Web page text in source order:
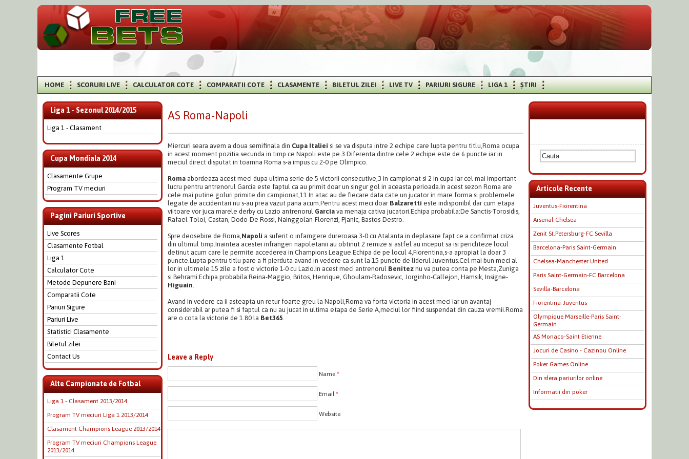
HOME SCORURI LIVE CALCULATOR COTE COMPARATII COTE CLASAMENTE BILETUL ZILEI LIVE TV PARIURI SIGURE LIGA 1 ȘTIRI
Liga 1 - Sezonul 2014/2015
Liga 1 - Clasament
Cupa Mondiala 2014
Clasamente Grupe
Program TV meciuri
Pagini Pariuri Sportive
Live Scores
Clasamente Fotbal
Liga 1
Calculator Cote
Metode Depunere Bani
Comparatii Cote
Pariuri Sigure
Pariuri Live
Statistici Clasamente
Biletul zilei
Contact Us
Alte Campionate de Fotbal
Liga 1 - Clasament 2013/2014
Program TV meciuri Liga 1 2013/2014
Clasament Champions League 2013/2014
Program TV meciuri Champions League
2013/2014
AS Roma-Napoli
Miercuri seara avem a doua semifinala din Cupa Italiei si se va disputa intre 2 echipe care lupta pentru titlu,Roma ocupa
in acest moment pozitia secunda in timp ce Napoli este pe 3.Diferenta dintre cele 2 echipe este de 6 puncte iar in
meciul direct disputat in toamna Roma s-a impus cu 2-0 pe Olimpico.
Roma abordeaza acest meci dupa ultima serie de 5 victorii consecutive,3 in campionat si 2 in cupa iar cel mai important
lucru pentru antrenorul Garcia este faptul ca au primit doar un singur gol in aceasta perioada.In acest sezon Roma are
cele mai putine goluri primite din campionat,11.In atac au de fiecare data cate un jucator in mare forma si problemele
legate de accidentari nu s-au prea vazut pana acum.Pentru acest meci doar Balzaretti este indisponibil dar cum etapa
viitoare vor juca marele derby cu Lazio antrenorul Garcia va menaja cativa jucatori.Echipa probabila:De Sanctis-Torosidis,
Rafael Toloi, Castan, Dodo-De Rossi, Nainggolan-Florenzi, Pjanic, Bastos-Destro.
Spre deosebire de Roma,Napoli a suferit o infarngere dureroasa 3-0 cu Atalanta in deplasare fapt ce a confirmat criza
din ultimul timp.Inaintea acestei infrangeri napoletanii au obtinut 2 remize si astfel au inceput sa isi pericliteze locul
detinut acum care le permite accederea in Champions League.Echipa de pe locul 4,Fiorentina,s-a apropiat la doar 3
puncte.Lupta pentru titlu pare a fi pierduta avand in vedere ca sunt la 15 puncte de liderul Juventus.Cel mai bun meci al
lor in ultimele 15 zile a fost o victorie 1-0 cu Lazio.In acest meci antrenorul Benitez nu va putea conta pe Mesta,Zuniga
si Behrami.Echipa probabila:Reina-Maggio, Britos, Henrique, Ghoulam-Radosevic, Jorginho-Callejon, Hamsik, Insigne-
Higuain.
Avand in vedere ca ii asteapta un retur foarte greu la Napoli,Roma va forta victoria in acest meci iar un avantaj
considerabil ar putea fi si faptul ca nu au jucat in ultima etapa de Serie A,meciul lor fiind suspendat din cauza vremii.Roma
are o cota la victorie de 1.80 la Bet365.
Leave a Reply
Name *
Email*
Website
Articole Recente
Juventus-Fiorentina
Arsenal-Chelsea
Zenit St.Petersburg-FC Sevilla
Barcelona-Paris Saint-Germain
Chelsea-Manchester United
Paris Saint-Germain-FC Barcelona
Sevilla-Barcelona
Fiorentina-Juventus
Olympique Marseille-Paris Saint-
Germain
AS Monaco-Saint Etienne
Jocuri de Casino - Cazinou Online
Poker Games Online
Din sfera pariurilor online
Informatii din poker